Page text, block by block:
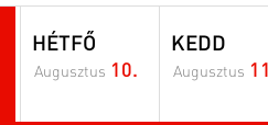
HÉTFŐ
Augusztus 10.
KEDD
Augusztus